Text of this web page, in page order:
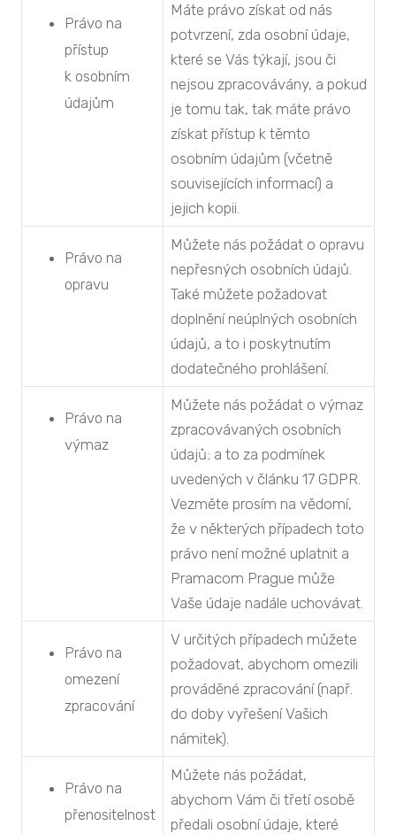
Právo na
přístup
k osobním
údajům
Máte právo získat od nás
potvrzení, zda osobní údaje,
které se Vás týkají, jsou či
nejsou zpracovávány, a pokud
je tomu tak, tak máte právo
získat přístup k těmto
osobním údajům (včetně
souvisejících informací) a
jejich kopii.
Právo na
opravu
Můžete nás požádat o opravu
nepřesných osobních údajů.
Také můžete požadovat
doplnění neúplných osobních
údajů, a to i poskytnutím
dodatečného prohlášení.
Právo na
výmaz
Můžete nás požádat o výmaz
zpracovávaných osobních
údajů; a to za podmínek
uvedených v článku 17 GDPR.
Vezměte prosím na vědomí,
že v některých případech toto
právo není možné uplatnit a
Pramacom Prague může
Vaše údaje nadále uchovávat.
Právo na
omezení
zpracování
V určitých případech můžete
požadovat, abychom omezili
prováděné zpracování (např.
do doby vyřešení Vašich
námitek).
Právo na
přenositelnost
Můžete nás požádat,
abychom Vám či třetí osobě
předali osobní údaje, které